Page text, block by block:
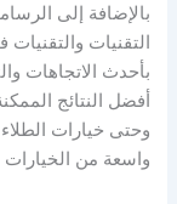
بالإضافة إلى
التقنيات
بأحدث الاتجاهات
أفضل النتائج
وحتى خيارات
واسعة من الخيارات